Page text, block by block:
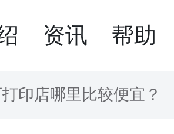
印店哪里比较便宜？
资讯 帮助